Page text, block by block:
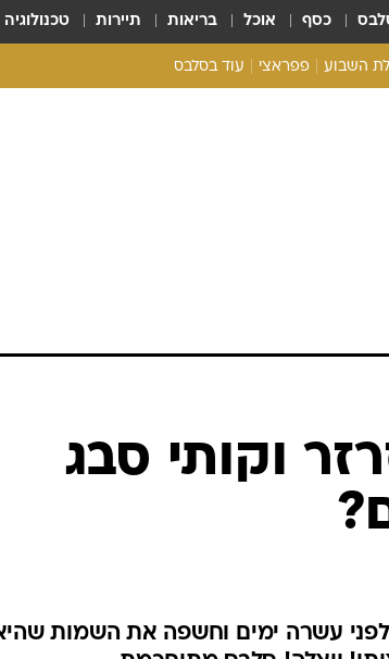
כסף אוכל בריאות תיירות טכנולוגיה
השבוע פפראצי עוד בסלבס
וקותי סבג
עשרה ימים וחשפה את השמות